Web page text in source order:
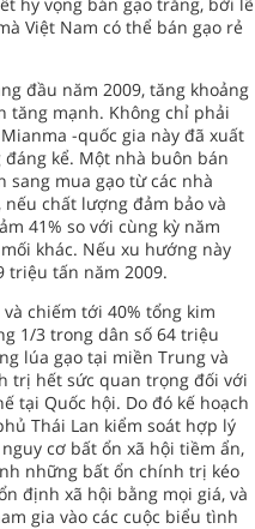
Việt Nam có thể bán gạo rẻ
đầu năm 2009, tăng khoảng
tăng mạnh. Không chỉ phải
-quốc gia này đã xuất
kể. Một nhà buôn bán
sang mua gạo từ các nhà
chất lượng đảm bảo và
41% so với cùng kỳ năm
khác. Nếu xu hướng này
triệu tấn năm 2009.
chiếm tới 40% tổng kim
1/3 trong dân số 64 triệu
lúa gạo tại miền Trung và
trị hết sức quan trọng đối với
tại Quốc hội. Do đó kế hoạch
Thái Lan kiểm soát hợp lý
cơ bất ổn xã hội tiềm ẩn,
những bất ổn chính trị kéo
định xã hội bằng mọi giá, và
gia vào các cuộc biểu tình